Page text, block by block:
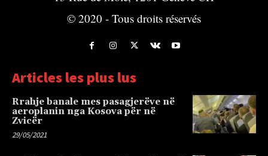
© 2020 - Tous droits réservés
Articles les plus lus
Rrahje banale mes pasagjerëve në
aeroplanin nga Kosova për në
Zvicër
29/05/2021